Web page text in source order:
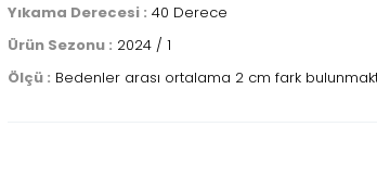
Yıkama Derecesi : 40 Derece
Ürün Sezonu : 2024 / 1
Ölçü : Bedenler arası ortalama 2 cm fark